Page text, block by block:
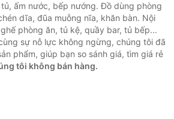
ấm nước, bếp nướng. Đồ dùng phòng
dĩa, đũa muỗng nĩa, khăn bàn. Nội
phòng ăn, tủ kệ, quầy bar, tủ bếp...
sự nỗ lực không ngừng, chúng tôi đã
phẩm, giúp bạn so sánh giá, tìm giá rẻ
tôi không bán hàng.